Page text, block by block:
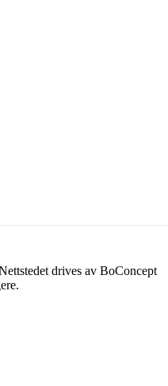
drives av BoConcept